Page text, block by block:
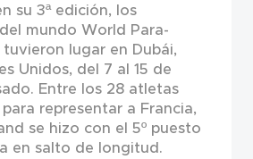
su 3ª edición, los
mundo World Para-
lugar en Dubái,
Unidos, del 7 al 15 de
Entre los 28 atletas
representar a Francia,
se hizo con el 5º puesto
en salto de longitud.